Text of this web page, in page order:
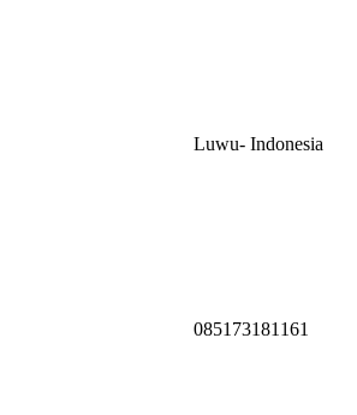
Luwu- Indonesia
085173181161